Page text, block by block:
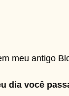
meu antigo
dia você